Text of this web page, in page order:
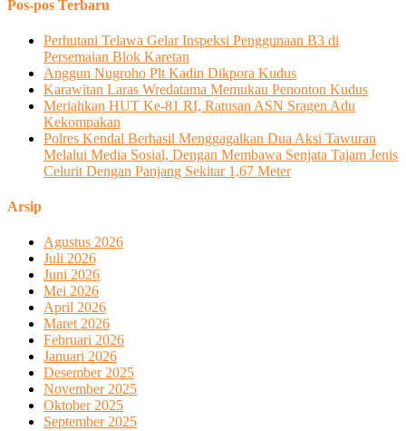
Pos-pos Terbaru
Perhutani Telawa Gelar Inspeksi Penggunaan B3 di
Persemaian Blok Karetan
Anggun Nugroho Plt Kadin Dikpora Kudus
Karawitan Laras Wredatama Memukau Penonton Kudus
Meriahkan HUT Ke-81 RI, Ratusan ASN Sragen Adu
Kekompakan
Polres Kendal Berhasil Menggagalkan Dua Aksi Tawuran
Melalui Media Sosial, Dengan Membawa Senjata Tajam Jenis
Celurit Dengan Panjang Sekitar 1,67 Meter
Arsip
Agustus 2026
Juli 2026
Juni 2026
Mei 2026
April 2026
Maret 2026
Februari 2026
Januari 2026
Desember 2025
November 2025
Oktober 2025
September 2025